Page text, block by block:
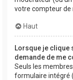
votre compteur de
Haut
Lorsque je clique
demande de me
Seuls les
formulaire intégré